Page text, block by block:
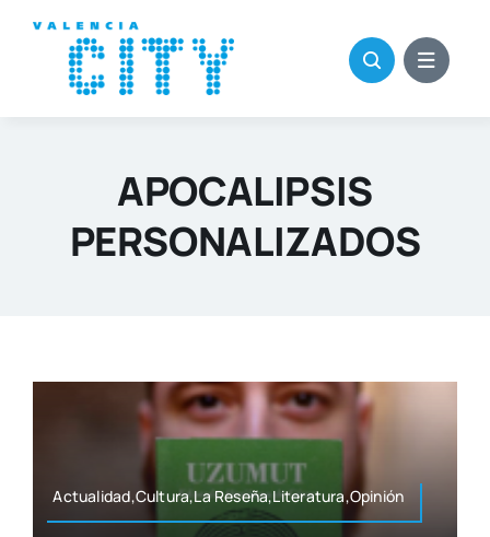
contenido
APOCALIPSIS
PERSONALIZADOS
Actualidad,Cultura,La Reseña,Literatura,Opinión